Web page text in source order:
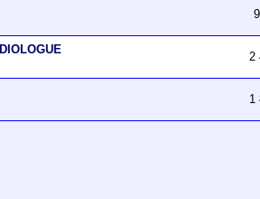
2
1